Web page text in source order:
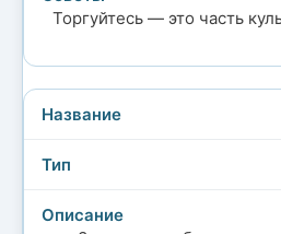
Торгуйтесь — это часть